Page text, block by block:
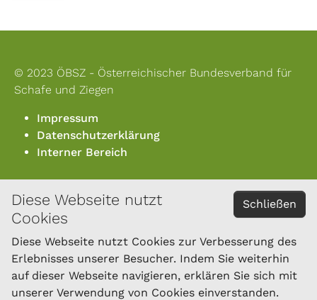
Schließen
Diese Webseite nutzt
Cookies
Diese Webseite nutzt Cookies zur Verbesserung des
Erlebnisses unserer Besucher. Indem Sie weiterhin
auf dieser Webseite navigieren, erklären Sie sich mit
unserer Verwendung von Cookies einverstanden.
© 2023 ÖBSZ - Österreichischer Bundesverband für
Schafe und Ziegen
Impressum
Datenschutzerklärung
Interner Bereich
KONTAKT
Österreichischer Bundesverband für Schafe und
Ziegen
Dresdner Straße 89/B1/18
1200 Wien
Tel.: 01/334 17 21-40